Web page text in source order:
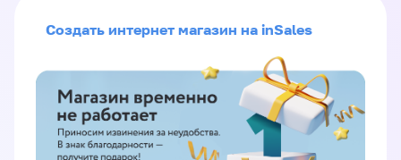
Создать интернет магазин на inSales